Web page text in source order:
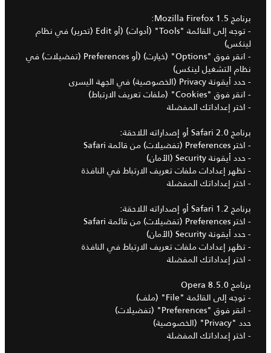
برنامج Mozilla Firefox 1.5:
- توجه إلى القائمة "Tools" (أدوات) (أو Edit (تحرير) في نظام
لينكس)
- انقر فوق "Options" (خيارت) (أو Preferences (تفضيلات) في
نظام التشغيل لينكس)
- حدد أيقونة Privacy (الخصوصية) في الجهة اليسرى
- انقر فوق "Cookies" (ملفات تعريف الارتباط)
- اختر إعداداتك المفضلة
برنامج Safari 2.0 أو إصداراته اللاحقة:
- اختر Preferences (تفضيلات) من قائمة Safari
- حدد أيقونة Security (الأمان)
- تظهر إعدادات ملفات تعريف الارتباط في النافذة
- اختر إعداداتك المفضلة
برنامج Safari 1.2 أو إصداراته اللاحقة:
- اختر Preferences (تفضيلات) من قائمة Safari
- حدد أيقونة Security (الأمان)
- تظهر إعدادات ملفات تعريف الارتباط في النافذة
- اختر إعداداتك المفضلة
برنامج Opera 8.5.0
- توجه إلى القائمة "File" (ملف)
- انقر فوق "Preferences" (تفضيلات)
حدد "Privacy" (الخصوصية)
- اختر إعداداتك المفضلة